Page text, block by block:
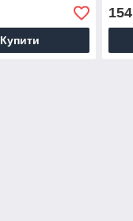
Купити
154